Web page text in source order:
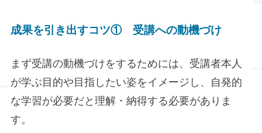
成果を引き出すコツ① 受講への動機づけ
まず受講の動機づけをするためには、受講者本人
が学ぶ目的や目指したい姿をイメージし、自発的
な学習が必要だと理解・納得する必要がありま
す。